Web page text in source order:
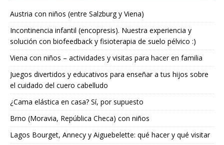
Austria con niños (entre Salzburg y Viena)
Incontinencia infantil (encopresis). Nuestra experiencia y
solución con biofeedback y fisioterapia de suelo pélvico :)
Viena con niños – actividades y visitas para hacer en familia
Juegos divertidos y educativos para enseñar a tus hijos sobre
el cuidado del cuero cabelludo
¿Cama elástica en casa? Sí, por supuesto
Brno (Moravia, República Checa) con niños
Lagos Bourget, Annecy y Aiguebelette: qué hacer y qué visitar